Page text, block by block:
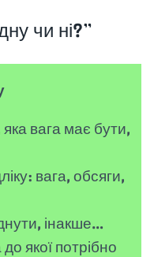
чи ні?”
вага має бути,
вага, обсяги,
інакше…
якої потрібно